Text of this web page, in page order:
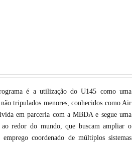
é a utilização do U145 como uma
tripulados menores, conhecidos como Air
em parceria com a MBDA e segue uma
ao redor do mundo, que buscam ampliar o
coordenado de múltiplos sistemas